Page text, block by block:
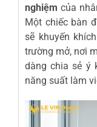
nghiệm của
Một chiếc bàn
sẽ khuyến
trường mở, nơi
dàng chia sẻ ý
năng suất làm